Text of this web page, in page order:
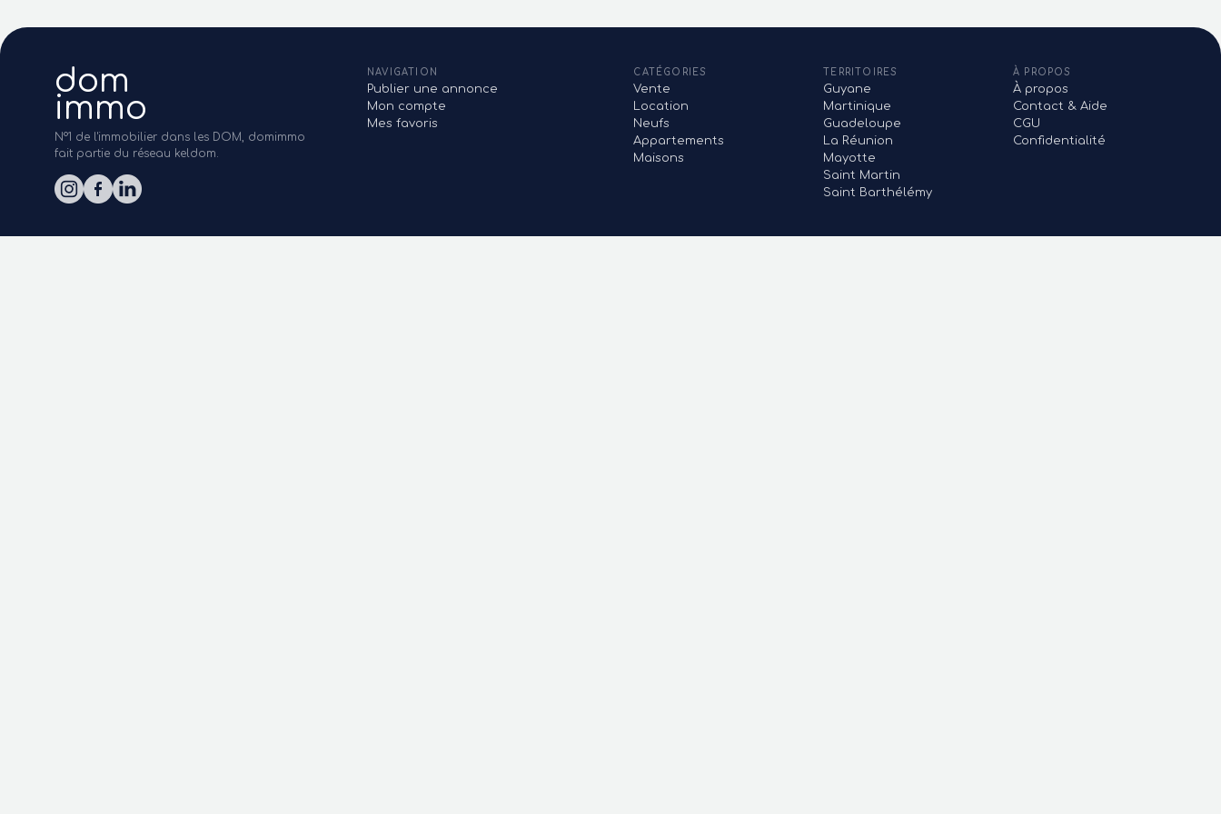
dom
immo
N°1 de l'immobilier dans les DOM, domimmo
fait partie du réseau keldom.
NAVIGATION
Publier une annonce
Mon compte
Mes favoris
CATÉGORIES
Vente
Location
Neufs
Appartements
Maisons
TERRITOIRES
Guyane
Martinique
Guadeloupe
La Réunion
Mayotte
Saint Martin
Saint Barthélémy
À PROPOS
À propos
Contact & Aide
CGU
Confidentialité